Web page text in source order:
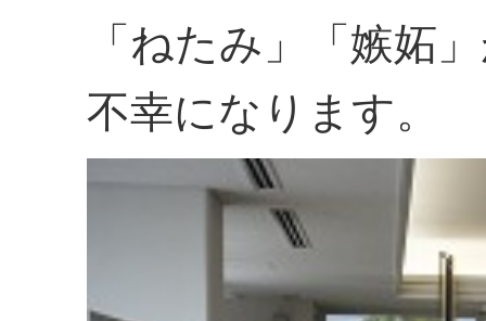
「ねたみ」「嫉妬
不幸になります。